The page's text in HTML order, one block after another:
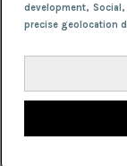
development, Social
precise geolocation